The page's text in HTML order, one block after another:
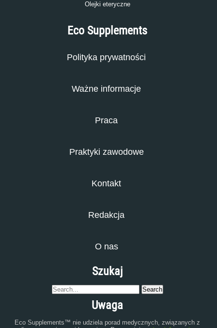
Olejki eteryczne
Eco Supplements
Polityka prywatności
Ważne informacje
Praca
Praktyki zawodowe
Kontakt
Redakcja
O nas
Szukaj
Uwaga
Eco Supplements™ nie udziela porad medycznych, związanych z